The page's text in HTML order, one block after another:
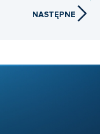
NASTĘPNE